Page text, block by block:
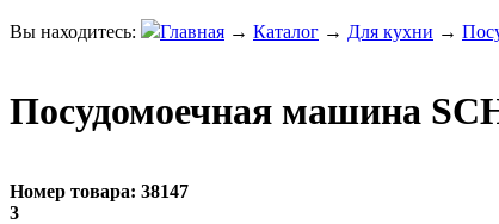
Вы находитесь: Главная → Каталог → Для кухни →
Посудомоечная машина
Номер товара: 38147
3